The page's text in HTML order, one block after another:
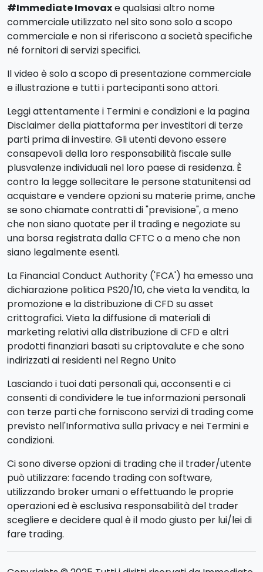
#Immediate Imovaxe qualsiasi altro nome
commerciale utilizzato nel sito sono solo a scopo
commerciale e non si riferiscono a società specifiche
né fornitori di servizi specifici.
Il video è solo a scopo di presentazione commerciale
e illustrazione e tutti i partecipanti sono attori.
Leggi attentamente i Termini e condizioni e la pagina
Disclaimer della piattaforma per investitori di terze
parti prima di investire. Gli utenti devono essere
consapevoli della loro responsabilità fiscale sulle
plusvalenze individuali nel loro paese di residenza. È
contro la legge sollecitare le persone statunitensi ad
acquistare e vendere opzioni su materie prime, anche
se sono chiamate contratti di "previsione", a meno
che non siano quotate per il trading e negoziate su
una borsa registrata dalla CFTC o a meno che non
siano legalmente esenti.
La Financial Conduct Authority ('FCA') ha emesso una
dichiarazione politica PS20/10, che vieta la vendita, la
promozione e la distribuzione di CFD su asset
crittografici. Vieta la diffusione di materiali di
marketing relativi alla distribuzione di CFD e altri
prodotti finanziari basati su criptovalute e che sono
indirizzati ai residenti nel Regno Unito
Lasciando i tuoi dati personali qui, acconsenti e ci
consenti di condividere le tue informazioni personali
con terze parti che forniscono servizi di trading come
previsto nell'Informativa sulla privacy e nei Termini e
condizioni.
Ci sono diverse opzioni di trading che il trader/utente
può utilizzare: facendo trading con software,
utilizzando broker umani o effettuando le proprie
operazioni ed è esclusiva responsabilità del trader
scegliere e decidere qual è il modo giusto per lui/lei di
fare trading.